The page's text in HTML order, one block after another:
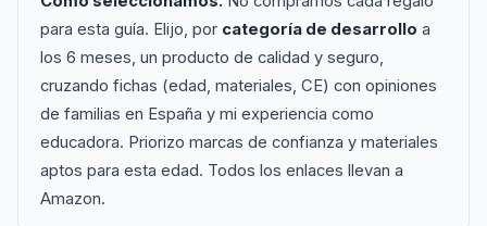
para esta guía. Elijo, por categoría de desarrollo a
los 6 meses, un producto de calidad y seguro,
cruzando fichas (edad, materiales, CE) con opiniones
de familias en España y mi experiencia como
educadora. Priorizo marcas de confianza y materiales
aptos para esta edad. Todos los enlaces llevan a
Amazon.